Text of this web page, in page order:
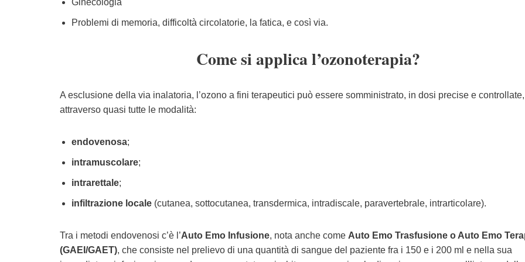
Ginecologia
Problemi di memoria, difficoltà circolatorie, la fatica, e così via.
Come si applica l’ozonoterapia?
A esclusione della via inalatoria, l’ozono a fini terapeutici può essere somministrato, in dosi precise e controllate,
attraverso quasi tutte le modalità:
endovenosa;
intramuscolare;
intrarettale;
infiltrazione locale (cutanea, sottocutanea, transdermica, intradiscale, paravertebrale, intrarticolare).
Tra i metodi endovenosi c’è l’Auto Emo Infusione, nota anche come Auto Emo Trasfusione o Auto Emo
(GAEI/GAET), che consiste nel prelievo di una quantità di sangue del paziente fra i 150 e i 200 ml e nella sua